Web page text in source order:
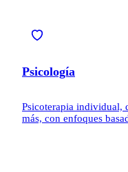
Psicología
Psicoterapia individual,
más, con enfoques